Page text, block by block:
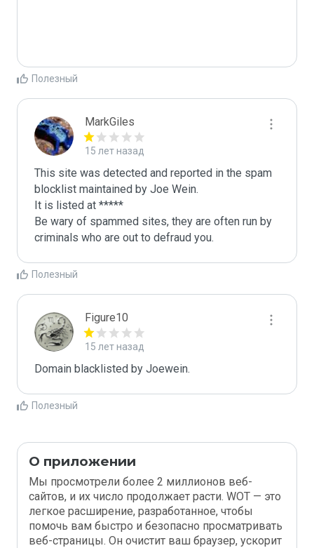
Полезный
MarkGiles
15 лет назад
This site was detected and reported in the spam
blocklist maintained by Joe Wein.
It is listed at *****
Be wary of spammed sites, they are often run by
criminals who are out to defraud you.
Полезный
Figure10
15 лет назад
Domain blacklisted by Joewein.
Полезный
О приложении
Мы просмотрели более 2 миллионов веб-
сайтов, и их число продолжает расти. WOT — это
легкое расширение, разработанное, чтобы
помочь вам быстро и безопасно просматривать
веб-страницы. Он очистит ваш браузер, ускорит